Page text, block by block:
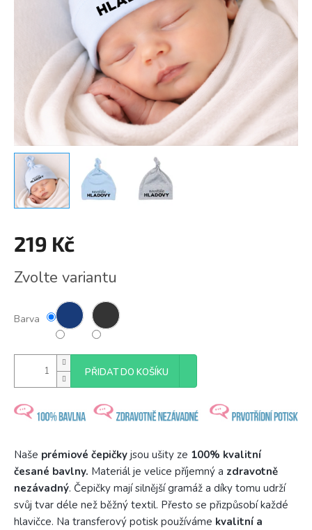
219 Kč
cena:
Zvolte variantu
Barva
PŘIDAT DO KOŠÍKU
Naše prémiové čepičky jsou ušity ze 100% kvalitní
česané bavlny. Materiál je velice příjemný a zdravotně
nezávadný. Čepičky mají silnější gramáž a díky tomu udrží
svůj tvar déle než běžný textil. Přesto se přizpůsobí každé
hlavičce. Na transferový potisk používáme kvalitní a